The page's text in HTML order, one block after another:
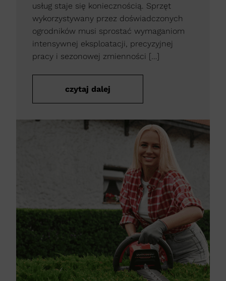
usług staje się koniecznością. Sprzęt
wykorzystywany przez doświadczonych
ogrodników musi sprostać wymaganiom
intensywnej eksploatacji, precyzyjnej
pracy i sezonowej zmienności […]
czytaj dalej